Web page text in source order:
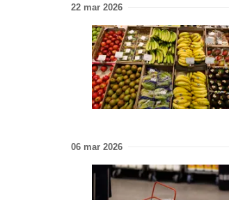
22 mar 2026
06 mar 2026